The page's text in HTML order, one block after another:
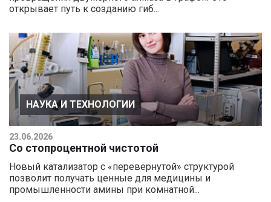
открывает путь к созданию гиб...
НАУКА И ТЕХНОЛОГИИ
23.06.2026
Со стопроцентной чистотой
Новый катализатор с «перевернутой» структурой
позволит получать ценные для медицины и
промышленности амины при комнатной...